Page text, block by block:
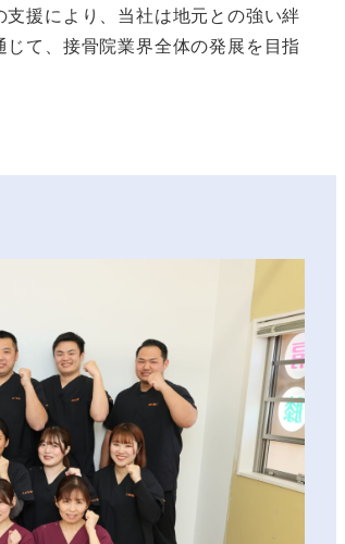
援により、当社は地元との強い絆
て、接骨院業界全体の発展を目指